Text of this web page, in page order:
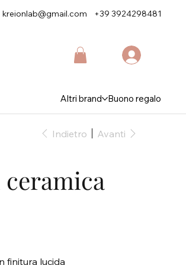
kreionlab@gmail.com +39 3924298481
Altri brand Buono regalo
Indietro Avanti
finitura lucida